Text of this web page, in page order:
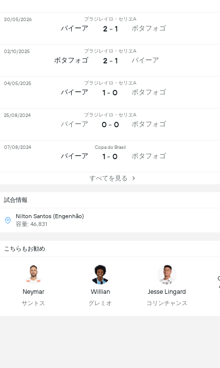
試合情報
Nilton Santos (Engenhão)
容量: 46,831
バイーア
ブラジレイロ・セリエA
2 - 1 ボタフォゴ
30/05/2026
ボタフォゴ
ブラジレイロ・セリエA
2 - 1 バイーア
02/10/2025
バイーア
ブラジレイロ・セリエA
1 - 0 ボタフォゴ
04/05/2025
バイーア
ブラジレイロ・セリエA
0 - 0 ボタフォゴ
25/08/2024
バイーア
Copa do Brasil
1 - 0 ボタフォゴ
07/08/2024
すべてを見る
こちらもお勧め
Neymar
サントス
Willian
グレミオ
Jesse Lingard
コリンチャンス